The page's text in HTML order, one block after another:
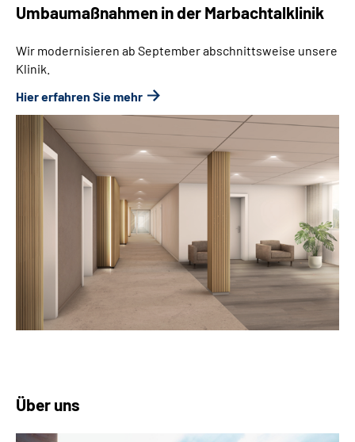
Umbaumaßnahmen in der Marbachtalklinik
Wir modernisieren ab September abschnittsweise unsere
Klinik.
Hier erfahren Sie mehr
Über uns